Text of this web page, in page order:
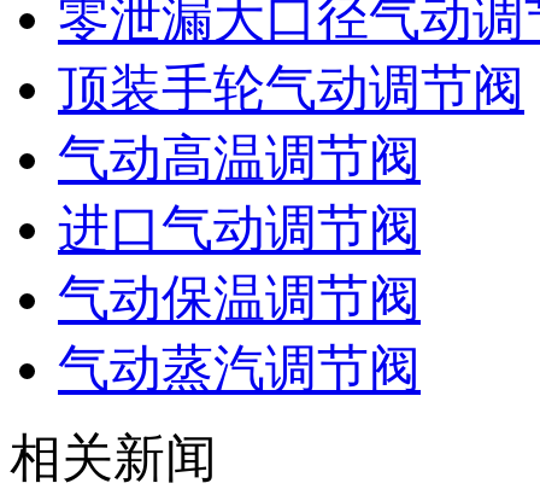
零泄漏大口径气动调
顶装手轮气动调节阀
气动高温调节阀
进口气动调节阀
气动保温调节阀
气动蒸汽调节阀
相关新闻